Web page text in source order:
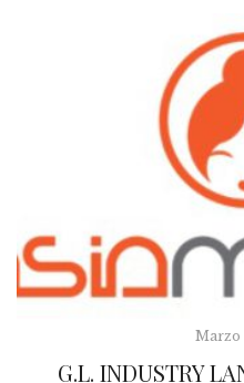
Marzo
G.L. INDUSTRY